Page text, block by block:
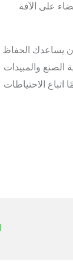
على الآفة
يساعدك الحفاظ
الصنع والمبيدات
اتباع الاحتياطات